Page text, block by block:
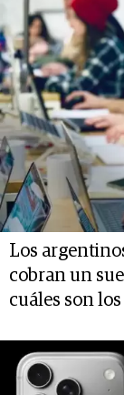
Los
cobran un
cuáles son